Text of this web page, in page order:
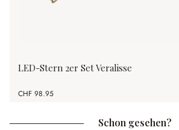
LED-Stern 2er Set Veralisse
CHF 98.95
Schon gesehen?